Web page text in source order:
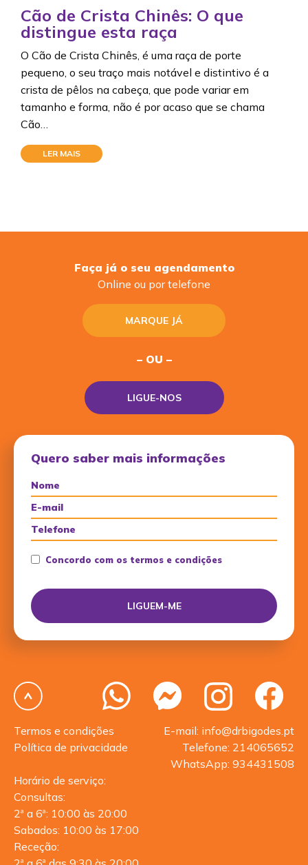
Cão de Crista Chinês: O que
distingue esta raça
O Cão de Crista Chinês, é uma raça de porte
pequeno, o seu traço mais notável e distintivo é a
crista de pêlos na cabeça, que pode variar em
tamanho e forma, não é por acaso que se chama
Cão…
LER MAIS
Faça já o seu agendamento
Online ou por telefone
MARQUE JÁ
– OU –
LIGUE-NOS
Quero saber mais informações
Concordo com os termos e condições
Termos e condições
Política de privacidade
E-mail: info@drbigodes.pt
Telefone: 214065652
WhatsApp: 934431508
Horário de serviço:
Consultas:
2ª a 6ª: 10:00 às 20:00
Sabados: 10:00 às 17:00
Receção: